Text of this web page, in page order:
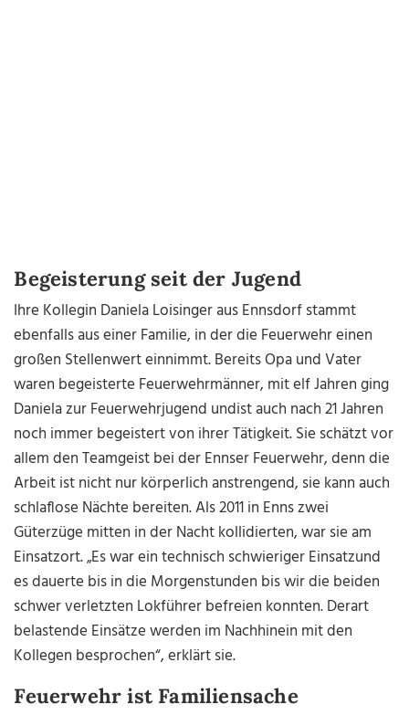
Begeisterung seit der Jugend
Ihre Kollegin Daniela Loisinger aus Ennsdorf stammt
ebenfalls aus einer Familie, in der die Feuerwehr einen
großen Stellenwert einnimmt. Bereits Opa und Vater
waren begeisterte Feuerwehrmänner, mit elf Jahren ging
Daniela zur Feuerwehrjugend undist auch nach 21 Jahren
noch immer begeistert von ihrer Tätigkeit. Sie schätzt vor
allem den Teamgeist bei der Ennser Feuerwehr, denn die
Arbeit ist nicht nur körperlich anstrengend, sie kann auch
schlaflose Nächte bereiten. Als 2011 in Enns zwei
Güterzüge mitten in der Nacht kollidierten, war sie am
Einsatzort. „Es war ein technisch schwieriger Einsatzund
es dauerte bis in die Morgenstunden bis wir die beiden
schwer verletzten Lokführer befreien konnten. Derart
belastende Einsätze werden im Nachhinein mit den
Kollegen besprochen“, erklärt sie.
Feuerwehr ist Familiensache